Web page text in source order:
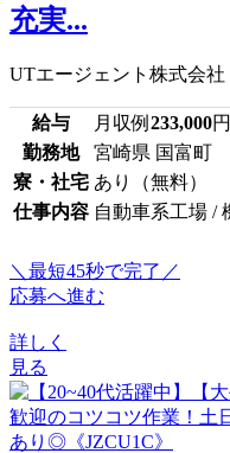
充実...
UTエージェント株式会社
給与 月収例 233,000円
勤務地
宮崎県 国富町
寮・社宅 あり（無料）
仕事内容 自動車系工場 /
＼最短45秒で完了／
応募へ進む
詳しく
見る